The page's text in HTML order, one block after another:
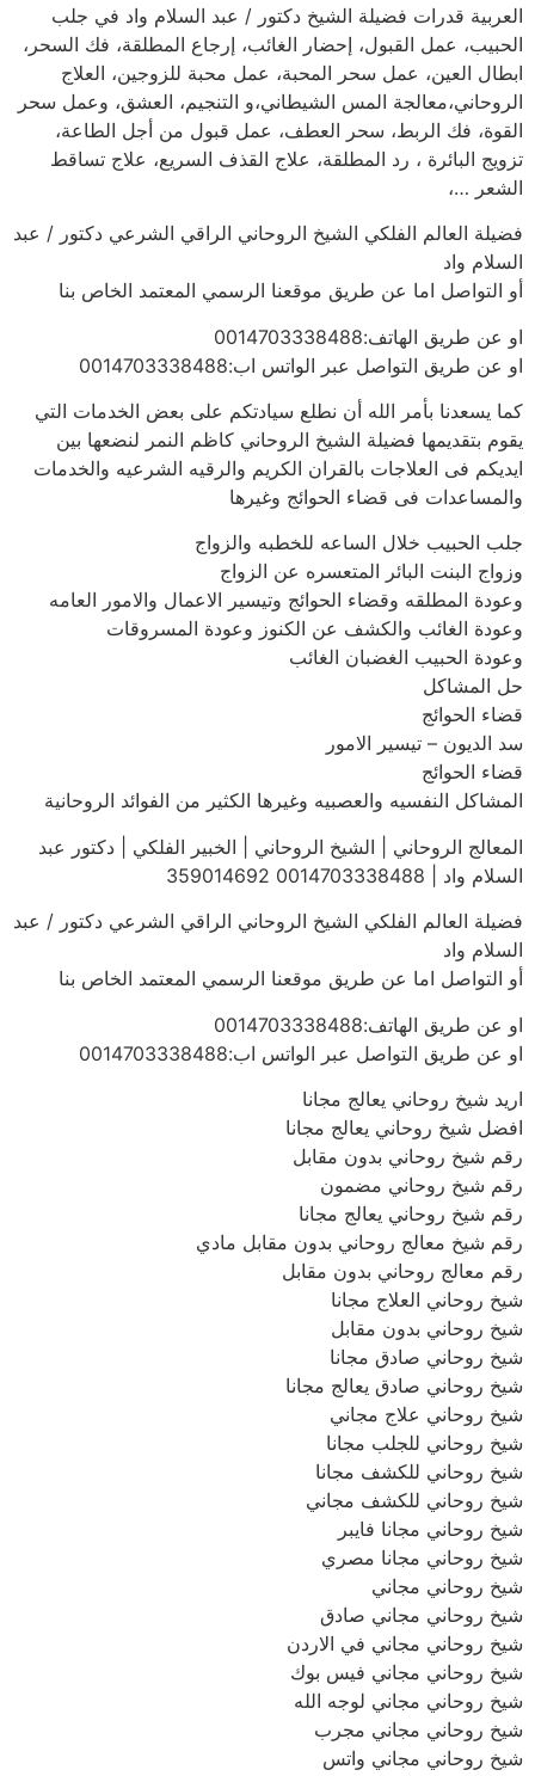
العربية قدرات فضيلة الشيخ دكتور / عبد السلام واد في جلب
الحبيب، عمل القبول، إحضار الغائب، إرجاع المطلقة، فك السحر،
ابطال العين، عمل سحر المحبة، عمل محبة للزوجين، العلاج
الروحاني،معالجة المس الشيطاني،و التنجيم، العشق، وعمل سحر
القوة، فك الربط، سحر العطف، عمل قبول من أجل الطاعة،
تزويج البائرة ، رد المطلقة، علاج القذف السريع، علاج تساقط
الشعر …،
فضيلة العالم الفلكي الشيخ الروحاني الراقي الشرعي دكتور / عبد
السلام واد
أو التواصل اما عن طريق موقعنا الرسمي المعتمد الخاص بنا
او عن طريق الهاتف:0014703338488
او عن طريق التواصل عبر الواتس اب:0014703338488
كما يسعدنا بأمر الله أن نطلع سيادتكم على بعض الخدمات التي
يقوم بتقديمها فضيلة الشيخ الروحاني كاظم النمر لنضعها بين
ايديكم فى العلاجات بالقران الكريم والرقيه الشرعيه والخدمات
والمساعدات فى قضاء الحوائج وغيرها
جلب الحبيب خلال الساعه للخطبه والزواج
وزواج البنت البائر المتعسره عن الزواج
وعودة المطلقه وقضاء الحوائج وتيسير الاعمال والامور العامه
وعودة الغائب والكشف عن الكنوز وعودة المسروقات
وعودة الحبيب الغضبان الغائب
حل المشاكل
قضاء الحوائج
سد الديون – تيسير الامور
قضاء الحوائج
المشاكل النفسيه والعصبيه وغيرها الكثير من الفوائد الروحانية
المعالج الروحاني | الشيخ الروحاني | الخبير الفلكي | دكتور عبد
السلام واد | 0014703338488 359014692
فضيلة العالم الفلكي الشيخ الروحاني الراقي الشرعي دكتور / عبد
السلام واد
أو التواصل اما عن طريق موقعنا الرسمي المعتمد الخاص بنا
او عن طريق الهاتف:0014703338488
او عن طريق التواصل عبر الواتس اب:0014703338488
اريد شيخ روحاني يعالج مجانا
افضل شيخ روحاني يعالج مجانا
رقم شيخ روحاني بدون مقابل
رقم شيخ روحاني مضمون
رقم شيخ روحاني يعالج مجانا
رقم شيخ معالج روحاني بدون مقابل مادي
رقم معالج روحاني بدون مقابل
شيخ روحاني العلاج مجانا
شيخ روحاني بدون مقابل
شيخ روحاني صادق مجانا
شيخ روحاني صادق يعالج مجانا
شيخ روحاني علاج مجاني
شيخ روحاني للجلب مجانا
شيخ روحاني للكشف مجانا
شيخ روحاني للكشف مجاني
شيخ روحاني مجانا فايبر
شيخ روحاني مجانا مصري
شيخ روحاني مجاني
شيخ روحاني مجاني صادق
شيخ روحاني مجاني في الاردن
شيخ روحاني مجاني فيس بوك
شيخ روحاني مجاني لوجه الله
شيخ روحاني مجاني مجرب
شيخ روحاني مجاني واتس